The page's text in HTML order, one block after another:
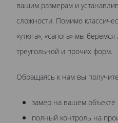
вашим размерам и
сложности. Помимо
«утюга», «сапога» мы
треугольной и прочих форм.
Обращаясь к нам вы
замер на вашем объекте
полный контроль на